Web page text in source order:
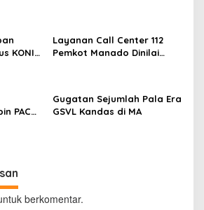
KONI
Layanan Call Center 112
Pemkot Manado Dinilai
PAC
Gugatan Sejumlah Pala Era
GSVL Kandas di MA
berkomentar.